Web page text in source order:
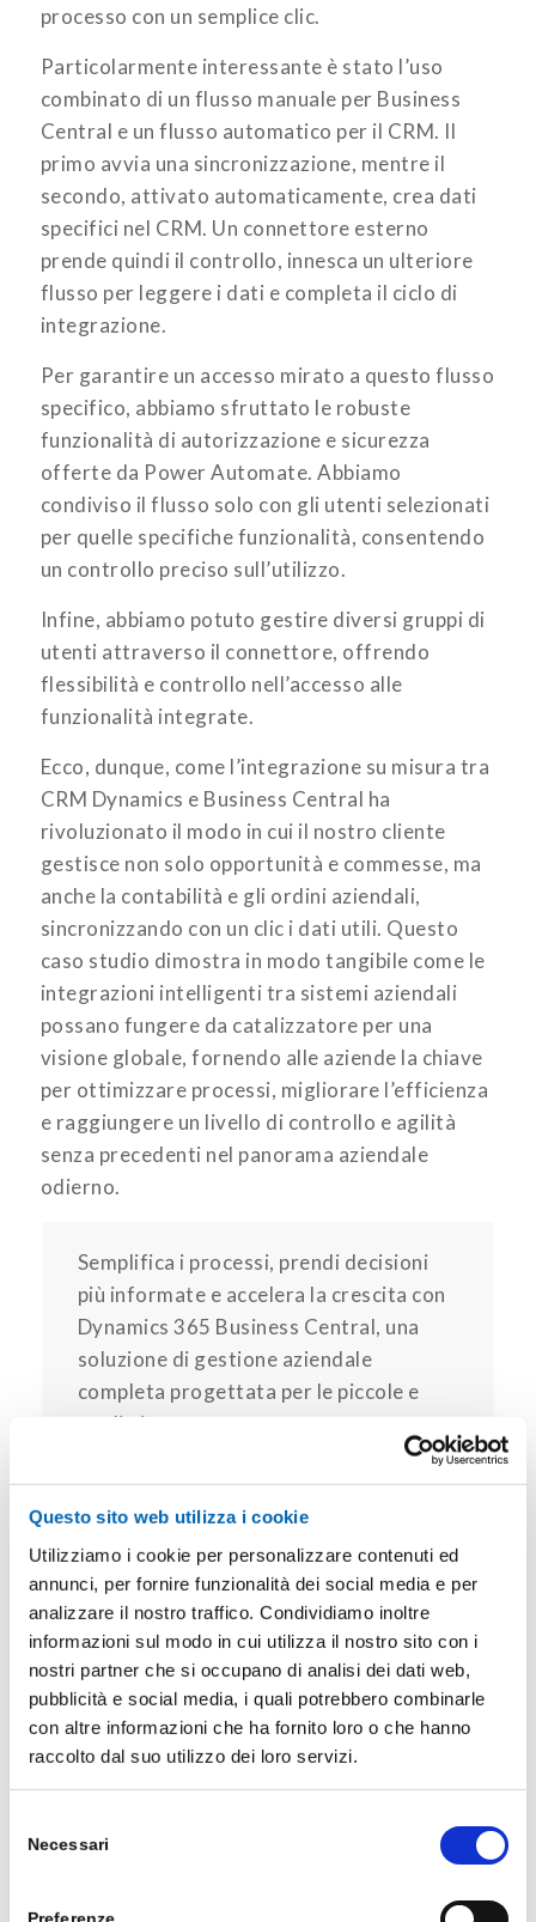
Questo sito web utilizza i cookie
Utilizziamo i cookie per personalizzare contenuti ed
annunci, per fornire funzionalità dei social media e per
analizzare il nostro traffico. Condividiamo inoltre
informazioni sul modo in cui utilizza il nostro sito con i
nostri partner che si occupano di analisi dei dati web,
pubblicità e social media, i quali potrebbero combinarle
con altre informazioni che ha fornito loro o che hanno
raccolto dal suo utilizzo dei loro servizi.
delNecessari
processo con un semplice clic.
Particolarmente interessante è stato l’uso
combinato di un flusso manuale per Business
Central e un flusso automatico per il CRM. Il
primo avvia una sincronizzazione, mentre il
secondo, attivato automaticamente, crea dati
specifici nel CRM. Un connettore esterno
prende quindi il controllo, innesca un ulteriore
flusso per leggere i dati e completa il ciclo di
integrazione.
Per garantire un accesso mirato a questo flusso
specifico, abbiamo sfruttato le robuste
funzionalità di autorizzazione e sicurezza
offerte da Power Automate. Abbiamo
condiviso il flusso solo con gli utenti selezionati
per quelle specifiche funzionalità, consentendo
un controllo preciso sull’utilizzo.
Infine, abbiamo potuto gestire diversi gruppi di
utenti attraverso il connettore, offrendo
flessibilità e controllo nell’accesso alle
funzionalità integrate.
Ecco, dunque, come l’integrazione su misura tra
CRM Dynamics e Business Central ha
rivoluzionato il modo in cui il nostro cliente
gestisce non solo opportunità e commesse, ma
anche la contabilità e gli ordini aziendali,
sincronizzando con un clic i dati utili. Questo
caso studio dimostra in modo tangibile come le
integrazioni intelligenti tra sistemi aziendali
possano fungere da catalizzatore per una
visione globale, fornendo alle aziende la chiave
per ottimizzare processi, migliorare l’efficienza
e raggiungere un livello di controllo e agilità
senza precedenti nel panorama aziendale
odierno.
Semplifica i processi, prendi decisioni
più informate e accelera la crescita con
Dynamics 365 Business Central, una
soluzione di gestione aziendale
completa progettata per le piccole e
medie imprese.
Scopri Dynamics 365
Katiuscia Alati